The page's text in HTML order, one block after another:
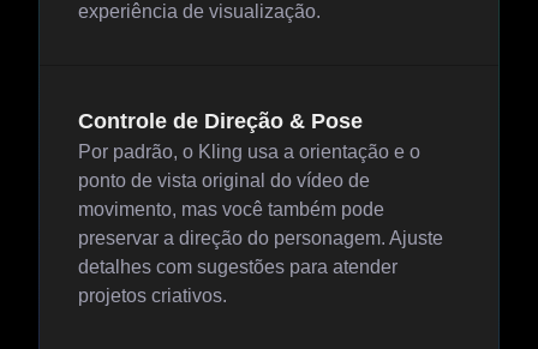
experiência de visualização.
Controle de Direção & Pose
Por padrão, o Kling usa a orientação e o
ponto de vista original do vídeo de
movimento, mas você também pode
preservar a direção do personagem. Ajuste
detalhes com sugestões para atender
projetos criativos.